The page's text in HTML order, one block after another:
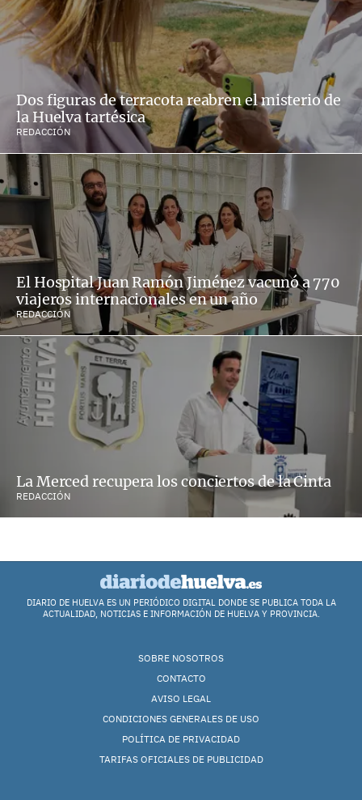
Dos figuras de terracota reabren el misterio de
la Huelva tartésica
REDACCIÓN
El Hospital Juan Ramón Jiménez vacunó a 770
viajeros internacionales en un año
REDACCIÓN
La Merced recupera los conciertos de la Cinta
REDACCIÓN
DIARIO DE HUELVA ES UN PERIÓDICO DIGITAL DONDE SE PUBLICA TODA LA
ACTUALIDAD, NOTICIAS E INFORMACIÓN DE HUELVA Y PROVINCIA.
SOBRE NOSOTROS
CONTACTO
AVISO LEGAL
CONDICIONES GENERALES DE USO
POLÍTICA DE PRIVACIDAD
TARIFAS OFICIALES DE PUBLICIDAD